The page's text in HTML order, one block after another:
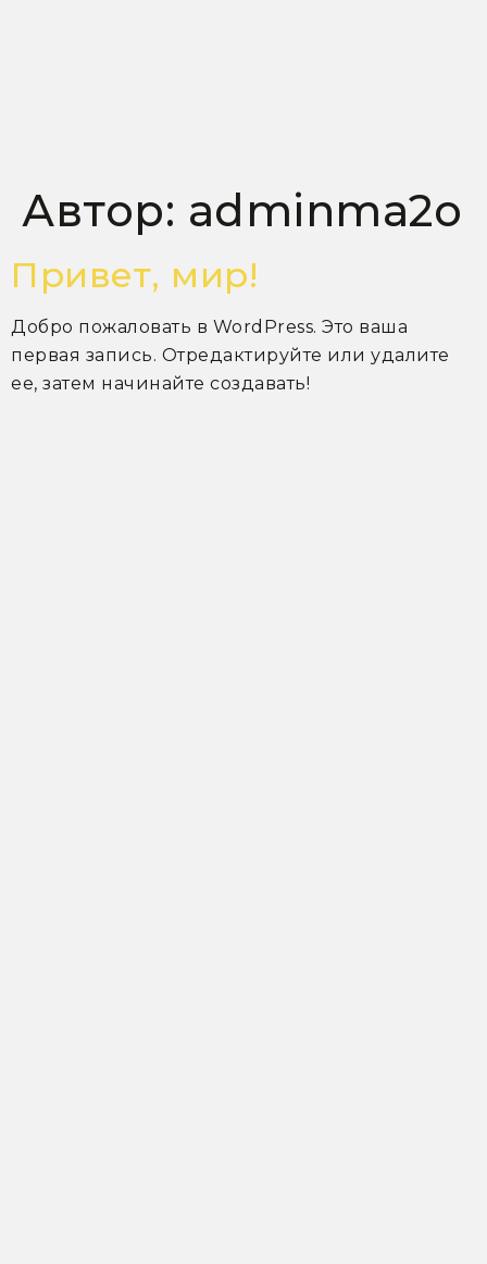
Автор: adminma2o
Привет, мир!
Добро пожаловать в WordPress. Это ваша
первая запись. Отредактируйте или удалите
ее, затем начинайте создавать!